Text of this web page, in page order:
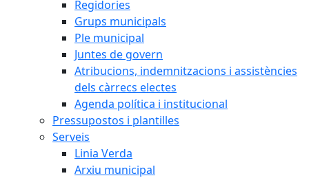
Regidories
Grups municipals
Ple municipal
Juntes de govern
Atribucions, indemnitzacions i assistències
dels càrrecs electes
Agenda política i institucional
Pressupostos i plantilles
Serveis
Linia Verda
Arxiu municipal